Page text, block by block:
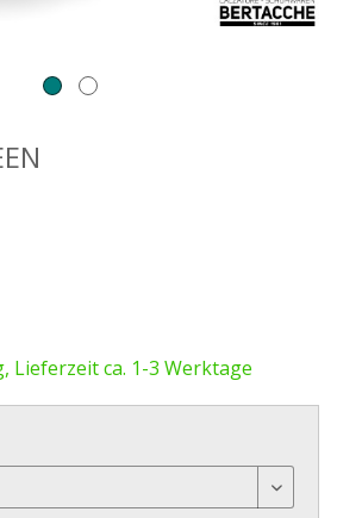
Lieferzeit ca. 1-3 Werktage